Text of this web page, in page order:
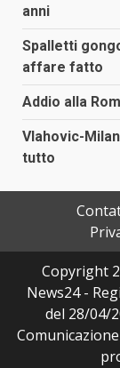
anni
Spalletti
affare fatto
Addio alla
Vlahovic-
tutto
Copyright
News24 -
del 28/04/